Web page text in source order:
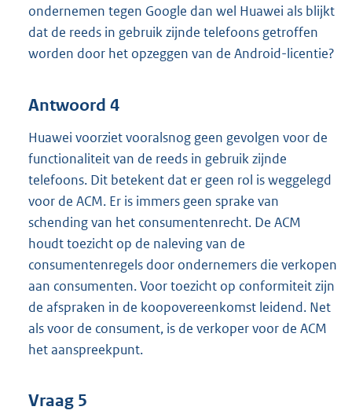
ondernemen tegen Google dan wel Huawei als blijkt
dat de reeds in gebruik zijnde telefoons getroffen
worden door het opzeggen van de Android-licentie?
Antwoord 4
Huawei voorziet vooralsnog geen gevolgen voor de
functionaliteit van de reeds in gebruik zijnde
telefoons. Dit betekent dat er geen rol is weggelegd
voor de ACM. Er is immers geen sprake van
schending van het consumentenrecht. De ACM
houdt toezicht op de naleving van de
consumentenregels door ondernemers die verkopen
aan consumenten. Voor toezicht op conformiteit zijn
de afspraken in de koopovereenkomst leidend. Net
als voor de consument, is de verkoper voor de ACM
het aanspreekpunt.
Vraag 5